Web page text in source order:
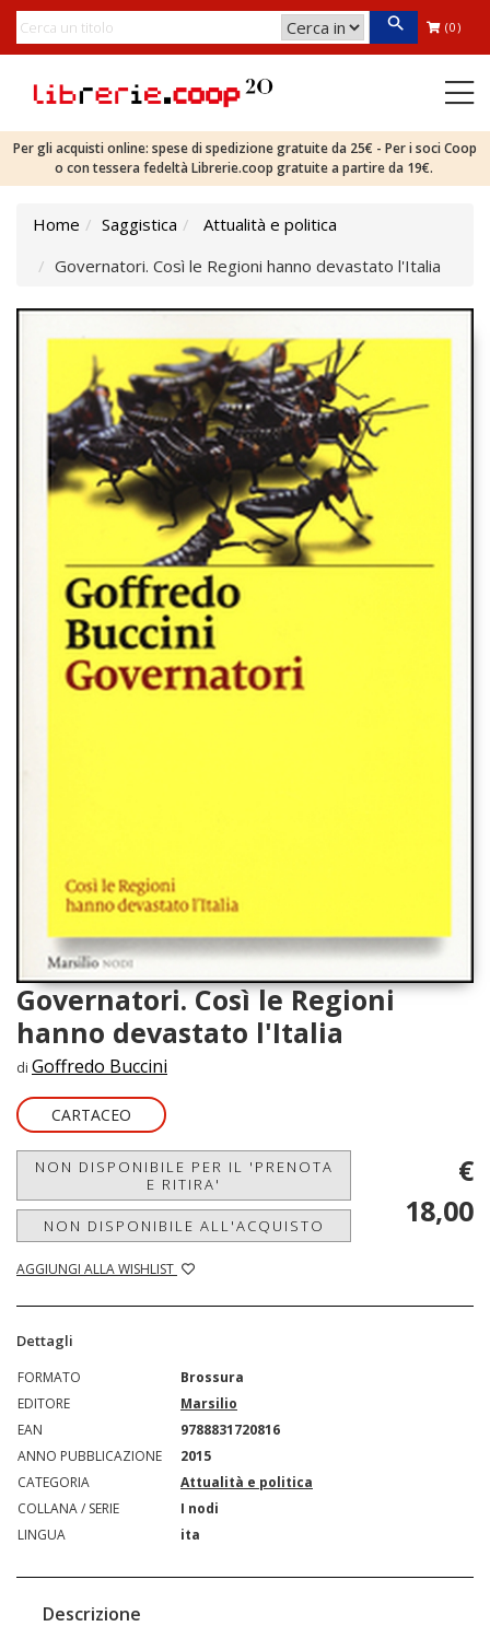
(0)
Per gli acquisti online: spese di spedizione gratuite da 25€ - Per i soci Coop
o con tessera fedeltà Librerie.coop gratuite a partire da 19€.
Home Saggistica
Attualità e politica
Governatori. Così le Regioni hanno devastato l'Italia
Governatori. Così le Regioni
hanno devastato l'Italia
di Goffredo Buccini
CARTACEO
NON DISPONIBILE PER IL 'PRENOTA
E RITIRA'
NON DISPONIBILE ALL'ACQUISTO
AGGIUNGI ALLA WISHLIST
€
18,00
Dettagli
FORMATO
Brossura
EDITORE
Marsilio
EAN
9788831720816
ANNO PUBBLICAZIONE
2015
CATEGORIA
Attualità e politica
COLLANA / SERIE
I nodi
LINGUA
ita
Descrizione